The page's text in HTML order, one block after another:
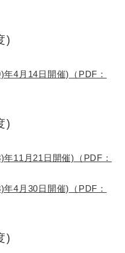
)
4月14日開催)（PDF：
)
11月21日開催)（PDF：
4月30日開催)（PDF：
)